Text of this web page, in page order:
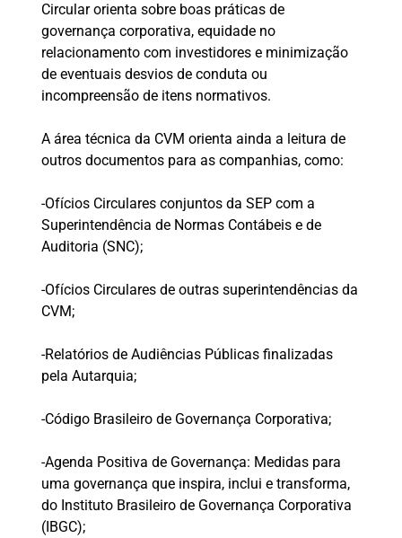
Circular orienta sobre boas práticas de
governança corporativa, equidade no
relacionamento com investidores e minimização
de eventuais desvios de conduta ou
incompreensão de itens normativos.
A área técnica da CVM orienta ainda a leitura de
outros documentos para as companhias, como:
-Ofícios Circulares conjuntos da SEP com a
Superintendência de Normas Contábeis e de
Auditoria (SNC);
-Ofícios Circulares de outras superintendências da
CVM;
-Relatórios de Audiências Públicas finalizadas
pela Autarquia;
-Código Brasileiro de Governança Corporativa;
-Agenda Positiva de Governança: Medidas para
uma governança que inspira, inclui e transforma,
do Instituto Brasileiro de Governança Corporativa
(IBGC);